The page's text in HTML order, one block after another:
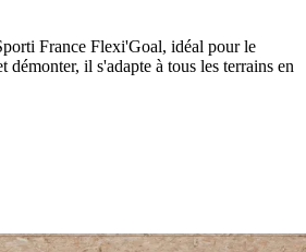
France Flexi'Goal, idéal pour le
démonter, il s'adapte à tous les terrains en